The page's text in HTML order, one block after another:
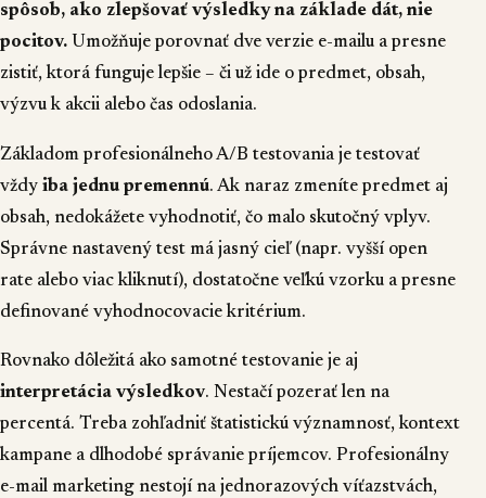
spôsob, ako zlepšovať výsledky na základe dát, nie
pocitov. Umožňuje porovnať dve verzie e-mailu a presne
zistiť, ktorá funguje lepšie – či už ide o predmet, obsah,
výzvu k akcii alebo čas odoslania.
Základom profesionálneho A/B testovania je testovať
vždy iba jednu premennú. Ak naraz zmeníte predmet aj
obsah, nedokážete vyhodnotiť, čo malo skutočný vplyv.
Správne nastavený test má jasný cieľ (napr. vyšší open
rate alebo viac kliknutí), dostatočne veľkú vzorku a presne
definované vyhodnocovacie kritérium.
Rovnako dôležitá ako samotné testovanie je aj
interpretácia výsledkov. Nestačí pozerať len na
percentá. Treba zohľadniť štatistickú významnosť, kontext
kampane a dlhodobé správanie príjemcov. Profesionálny
e-mail marketing nestojí na jednorazových víťazstvách,